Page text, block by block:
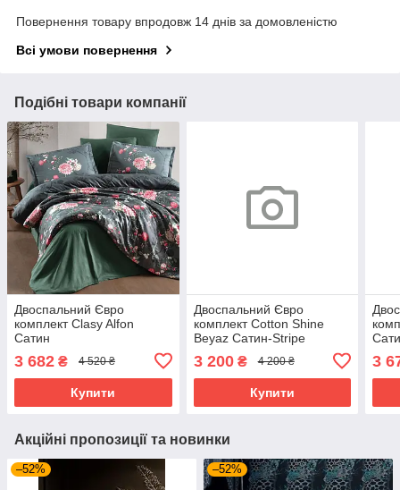
Повернення товару впродовж 14 днів за домовленістю
Всі умови повернення
Подібні товари компанії
Двоспальний Євро
комплект Clasy Alfon
Сатин
3 682 ₴ 4 520 ₴
Купити
Двоспальний Євро
комплект Cotton Shine
Beyaz Сатин-Stripe
3 200₴ 4 200 ₴
Купити
3
Акційні пропозиції та новинки
–52% –52%